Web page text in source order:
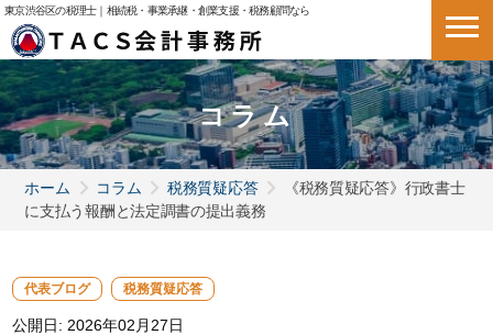
東京渋谷区の税理士｜相続税・事業承継・創業支援・税務顧問なら
コラム
ホーム コラム 税務質疑応答
《税務質疑応答》行政書士
に支払う報酬と法定調書の提出義務
代表ブログ 税務質疑応答
公開日: 2026年02月27日